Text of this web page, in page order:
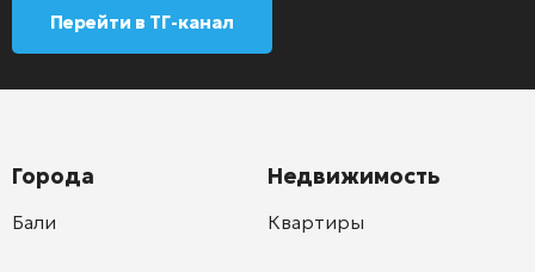
Перейти в ТГ-канал
Города
Бали
Недвижимость
Квартиры